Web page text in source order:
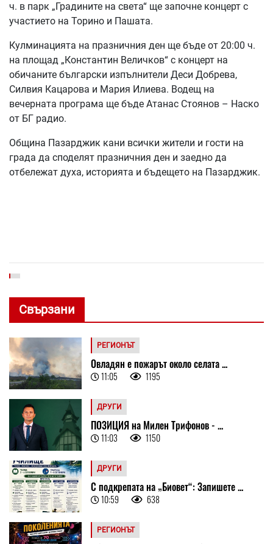
ч. в парк „Градините на света“ ще започне концерт с
участието на Торино и Пашата.
Кулминацията на празничния ден ще бъде от 20:00 ч.
на площад „Константин Величков“ с концерт на
обичаните български изпълнители Деси Добрева,
Силвия Кацарова и Мария Илиева. Водещ на
вечерната програма ще бъде Атанас Стоянов – Наско
от БГ радио.
Община Пазарджик кани всички жители и гости на
града да споделят празничния ден и заедно да
отбележат духа, историята и бъдещето на Пазарджик.
Свързани
РЕГИОНЪТ
Овладян е пожарът около селата ...
11:05 1195
ДРУГИ
ПОЗИЦИЯ на Милен Трифонов - ...
11:03 1150
ДРУГИ
С подкрепата на „Биовет“: Запишете ...
10:59 638
РЕГИОНЪТ